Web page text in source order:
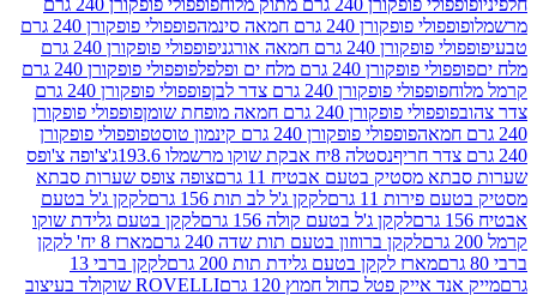
240 גרם מתוק מלוח
פופפולי פופקורן 240 גרם
פופקורן 240 גרם חמאה סינמה
פופפולי פופקורן 240 גרם
240 גרם חמאה אורגני
פופפולי פופקורן 240 גרם
240 גרם מלח ים ופלפל
פופפולי פופקורן 240 גרם
פופפולי פופקורן 240 גרם צדר לבן
פופפולי פופקורן 240 גרם
פופקורן 240 גרם חמאה מופחת שומן
פופפולי פופקורן
פופפולי פופקורן 240 גרם קינמון טוסט
פופפולי פופקורן
נסטלה 8יח אבקת שוקו מרשמלו 193.6ג'
צ'ופה צ'ופס
מסטיק בטעם אבטיח 11 גרם
צופה צופס שערות סבתא
11 גרם
לקקן ג'ל לב תות 156 גרם
לקקן ג'ל בטעם
לקקן ג'ל בטעם קולה 156 גרם
לקקן בטעם גלידת שוקו
לקקן ברווזון בטעם תות שדה 240 גרם
מארז 8 יח' לקקן
מארז לקקן בטעם גלידת תות 200 גרם
לקקן ברבי 13
אייק פטל כחול חמוץ 120 גרם
ROVELLI שוקולד בעיצוב